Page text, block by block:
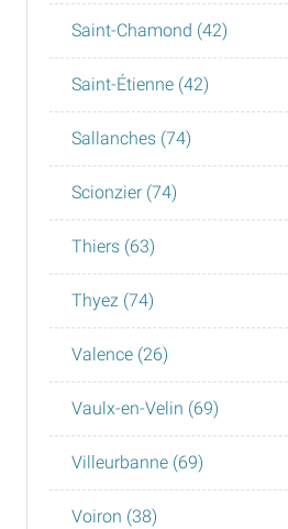
Saint-Chamond (42)
Saint-Étienne (42)
Sallanches (74)
Scionzier (74)
Thiers (63)
Thyez (74)
Valence (26)
Vaulx-en-Velin (69)
Villeurbanne (69)
Voiron (38)